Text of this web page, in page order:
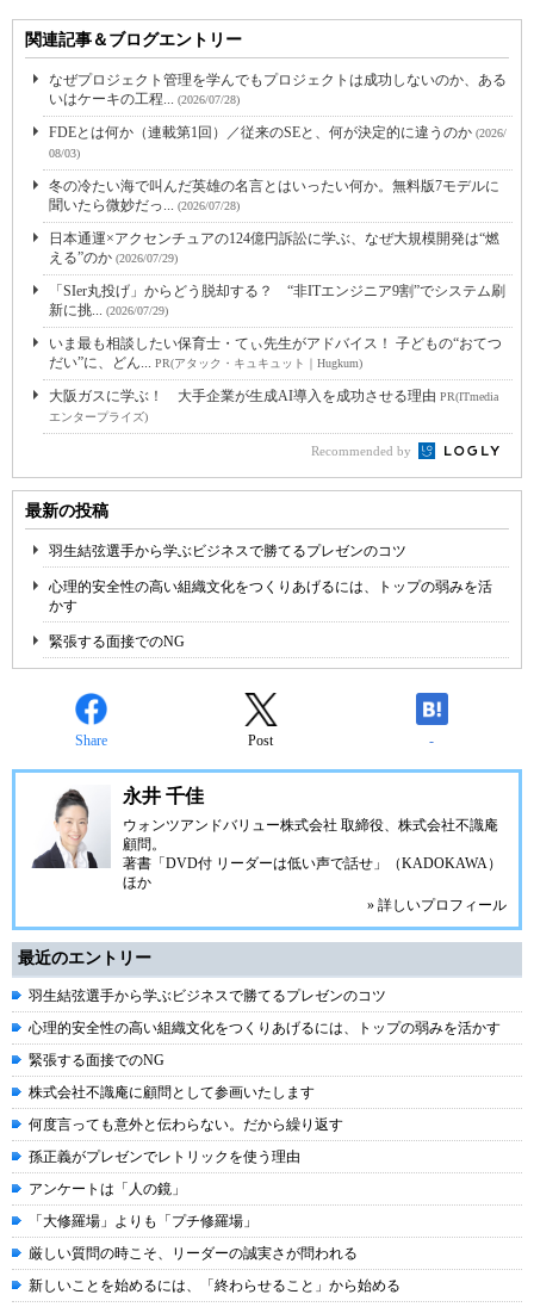
関連記事＆ブログエントリー
なぜプロジェクト管理を学んでもプロジェクトは成功しないのか、ある
いはケーキの工程... (2026/07/28)
FDEとは何か（連載第1回）／従来のSEと、何が決定的に違うのか (2026/
08/03)
冬の冷たい海で叫んだ英雄の名言とはいったい何か。無料版7モデルに
聞いたら微妙だっ... (2026/07/28)
日本通運×アクセンチュアの124億円訴訟に学ぶ、なぜ大規模開発は“燃
える”のか (2026/07/29)
「SIer丸投げ」からどう脱却する？ “非ITエンジニア9割”でシステム刷
新に挑... (2026/07/29)
いま最も相談したい保育士・てぃ先生がアドバイス！ 子どもの“おてつ
だい”に、どん... PR(アタック・キュキュット｜Hugkum)
大阪ガスに学ぶ！ 大手企業が生成AI導入を成功させる理由 PR(ITmedia
エンタープライズ)
Recommended by
最新の投稿
羽生結弦選手から学ぶビジネスで勝てるプレゼンのコツ
心理的安全性の高い組織文化をつくりあげるには、トップの弱みを活
かす
緊張する面接でのNG
Share Post -
永井 千佳
ウォンツアンドバリュー株式会社 取締役、株式会社不識庵
顧問。
著書「DVD付 リーダーは低い声で話せ」（KADOKAWA）
ほか
» 詳しいプロフィール
最近のエントリー
羽生結弦選手から学ぶビジネスで勝てるプレゼンのコツ
心理的安全性の高い組織文化をつくりあげるには、トップの弱みを活かす
緊張する面接でのNG
株式会社不識庵に顧問として参画いたします
何度言っても意外と伝わらない。だから繰り返す
孫正義がプレゼンでレトリックを使う理由
アンケートは「人の鏡」
「大修羅場」よりも「プチ修羅場」
厳しい質問の時こそ、リーダーの誠実さが問われる
新しいことを始めるには、「終わらせること」から始める